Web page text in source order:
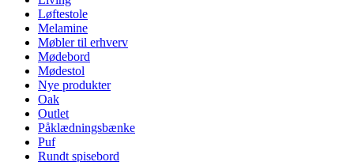
Løftestole
Melamine
Møbler til erhverv
Mødebord
Mødestol
Nye produkter
Oak
Outlet
Påklædningsbænke
Puf
Rundt spisebord